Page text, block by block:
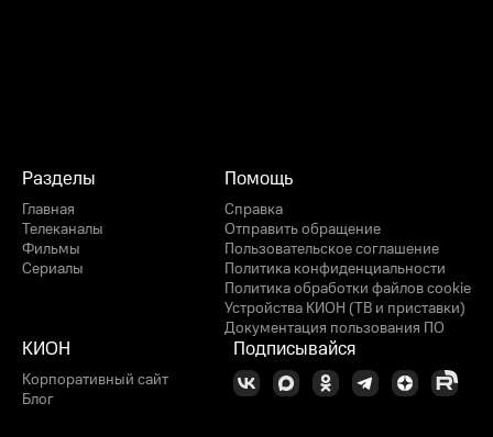
Разделы
Главная
Телеканалы
Фильмы
Сериалы
Помощь
Справка
Отправить обращение
Пользовательское соглашение
Политика конфиденциальности
Политика обработки файлов cookie
Устройства КИОН (ТВ и приставки)
Документация пользования ПО
КИОН
Корпоративный сайт
Блог
Подписывайся